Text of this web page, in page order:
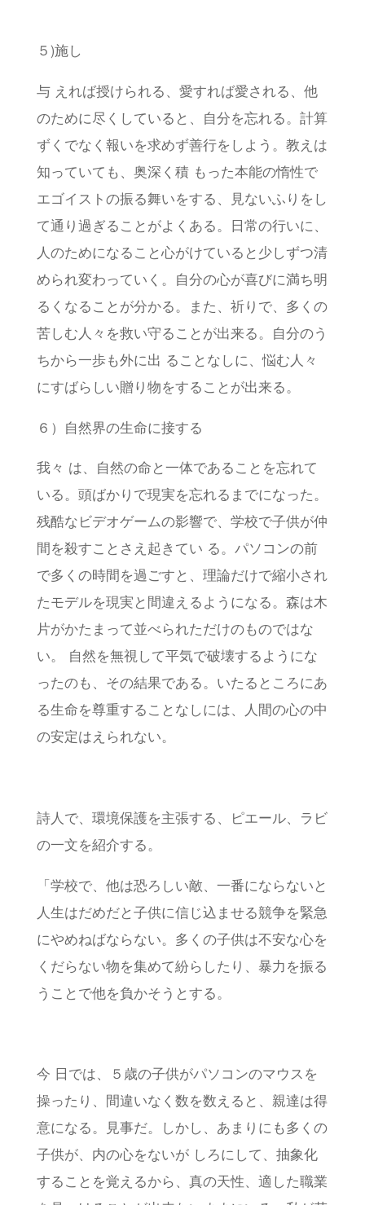
５)施し
与 えれば授けられる、愛すれば愛される、他
のために尽くしていると、自分を忘れる。計算
ずくでなく報いを求めず善行をしよう。教えは
知っていても、奥深く積 もった本能の惰性で
エゴイストの振る舞いをする、見ないふりをし
て通り過ぎることがよくある。日常の行いに、
人のためになること心がけていると少しずつ清
められ変わっていく。自分の心が喜びに満ち明
るくなることが分かる。また、祈りで、多くの
苦しむ人々を救い守ることが出来る。自分のう
ちから一歩も外に出 ることなしに、悩む人々
にすばらしい贈り物をすることが出来る。
６）自然界の生命に接する
我々 は、自然の命と一体であることを忘れて
いる。頭ばかりで現実を忘れるまでになった。
残酷なビデオゲームの影響で、学校で子供が仲
間を殺すことさえ起きてい る。パソコンの前
で多くの時間を過ごすと、理論だけで縮小され
たモデルを現実と間違えるようになる。森は木
片がかたまって並べられただけのものではな
い。 自然を無視して平気で破壊するようにな
ったのも、その結果である。いたるところにあ
る生命を尊重することなしには、人間の心の中
の安定はえられない。
詩人で、環境保護を主張する、ピエール、ラビ
の一文を紹介する。
「学校で、他は恐ろしい敵、一番にならないと
人生はだめだと子供に信じ込ませる競争を緊急
にやめねばならない。多くの子供は不安な心を
くだらない物を集めて紛らしたり、暴力を振る
うことで他を負かそうとする。
今 日では、５歳の子供がパソコンのマウスを
操ったり、間違いなく数を数えると、親達は得
意になる。見事だ。しかし、あまりにも多くの
子供が、内の心をないが しろにして、抽象化
することを覚えるから、真の天性、適した職業